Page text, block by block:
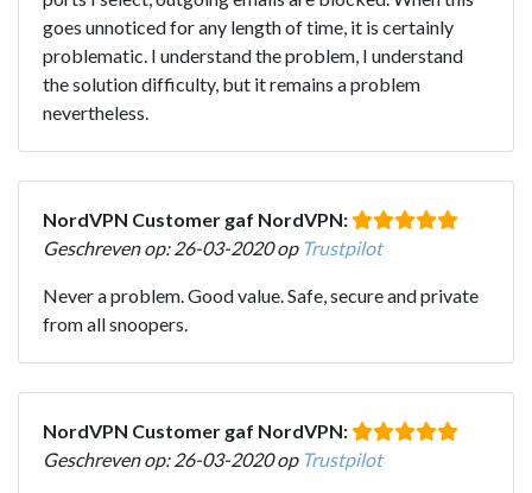
goes unnoticed for any length of time, it is certainly
problematic. I understand the problem, I understand
the solution difficulty, but it remains a problem
nevertheless.
NordVPN Customer gaf NordVPN:
Geschreven op: 26-03-2020 op Trustpilot
Never a problem. Good value. Safe, secure and private
from all snoopers.
NordVPN Customer gaf NordVPN:
Geschreven op: 26-03-2020 op Trustpilot